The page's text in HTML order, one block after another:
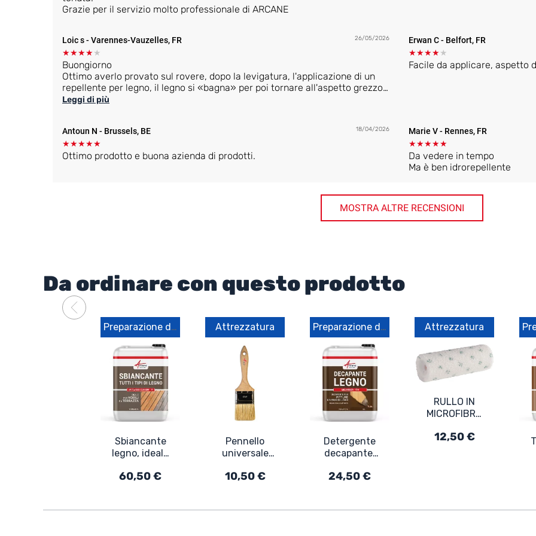
Grazie per il servizio molto professionale di ARCANE
Loic s- Varennes-Vauzelles, FR 26/05/2026
★★★★★
Buongiorno
Ottimo averlo provato sul rovere, dopo la levigatura, l'applicazione di un
repellente per legno, il legno si «bagna» per poi tornare all'aspetto grezzo.
Sul teak, invece, il legno si «arrossa» come se fosse bagnato ma non torna
Nel complesso va bene, dopo aver provato diversi prodotti sul mio tavolo
in teak, il legno idrorepellente ha la finitura migliore per mantenere
«l'aspetto grezzo».
Leggi di più
Erwan C- Belfort, FR
★★★★★
Facile da applicare, aspetto
Antoun N - Brussels, BE 18/04/2026
★★★★★
Ottimo prodotto e buona azienda di prodotti.
Marie V- Rennes, FR
★★★★★
Da vedere in tempo
Ma è ben idrorepellente
MOSTRA ALTRE RECENSIONI
Da ordinare con questo prodotto
Preparazione del supporto
Sbiancante
legno, ideale
esterno -
60,50 €
Attrezzatura
Pennello
universale
applicazione
vernice e
10,50 €
Preparazione del supporto
Detergente
decapante,
per vernici e
24,50 €
Attrezzatura
RULLO IN
MICROFIBRA
in microfibra
12,50 €